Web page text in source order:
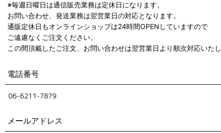
※毎週日曜日は通信販売業務は定休日になります。
お問い合わせ、発送業務は翌営業日の対応となります。
通販定休日もオンラインショップは24時間OPENしていますので
ご遠慮なくご注文ください。
この間頂戴したご注文、お問い合わせは翌営業日より順次対応いたし
電話番号
メールアドレス